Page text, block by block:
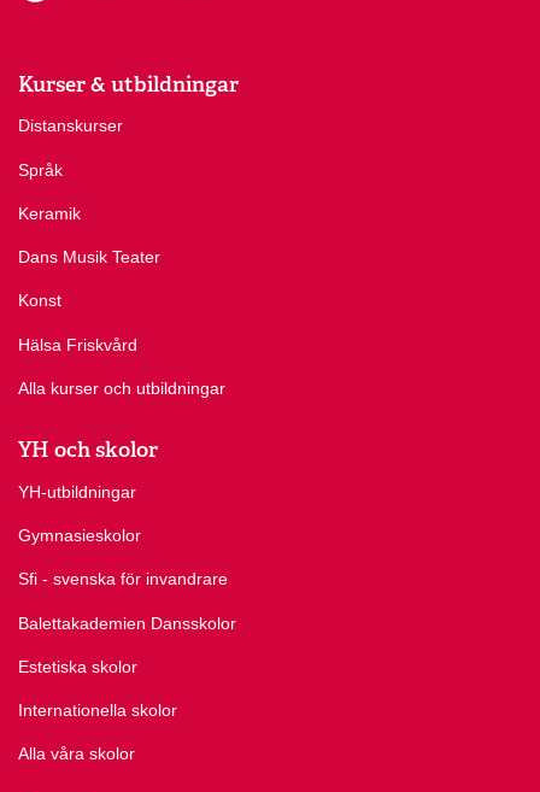
Kurser & utbildningar
Distanskurser
Språk
Keramik
Dans Musik Teater
Konst
Hälsa Friskvård
Alla kurser och utbildningar
YH och skolor
YH-utbildningar
Gymnasieskolor
Sfi - svenska för invandrare
Balettakademien Dansskolor
Estetiska skolor
Internationella skolor
Alla våra skolor